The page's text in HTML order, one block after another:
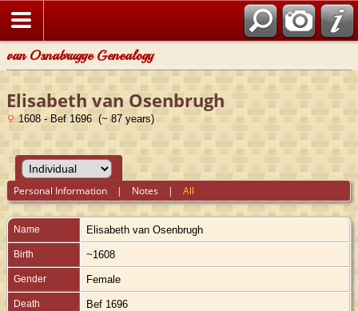
van Osnabrugge Genealogy
Elisabeth van Osenbrugh
1608 - Bef 1696 (~ 87 years)
Personal Information | Notes |All
Name Elisabeth van Osenbrugh
Birth ~1608
Gender Female
Death Bef 1696